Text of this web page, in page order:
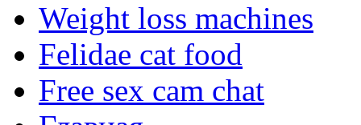
Weight loss machines
Felidae cat food
Free sex cam chat